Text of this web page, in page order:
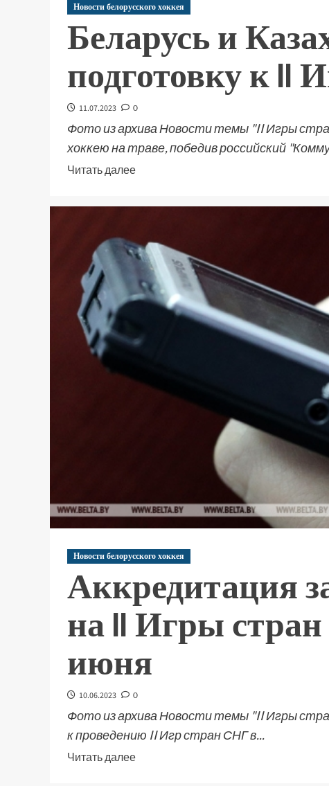
Новости белорусского хоккея
Беларусь и
подготовку к II
11.07.2023 0
Фото из архива Новости темы "II Игры
хоккею на траве, победив российский
Читать далее
Новости белорусского хоккея
Аккредитация
на II Игры
июня
10.06.2023 0
Фото из архива Новости темы "II Игры
к проведению II Игр стран СНГ в...
Читать далее